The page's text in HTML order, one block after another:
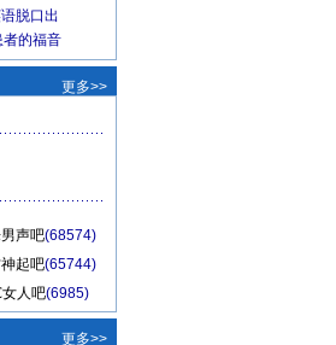
脱口出
者的福音
更多>>
声吧(68574)
起吧(65744)
人吧(6985)
更多>>